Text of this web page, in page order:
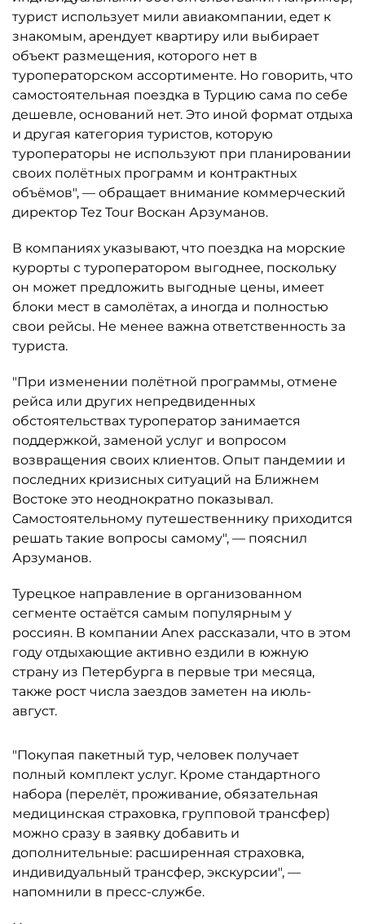
турист использует мили авиакомпании, едет к
знакомым, арендует квартиру или выбирает
объект размещения, которого нет в
туроператорском ассортименте. Но говорить, что
самостоятельная поездка в Турцию сама по себе
дешевле, оснований нет. Это иной формат отдыха
и другая категория туристов, которую
туроператоры не используют при планировании
своих полётных программ и контрактных
объёмов", — обращает внимание коммерческий
директор Tez Tour Воскан Арзуманов.
В компаниях указывают, что поездка на морские
курорты с туроператором выгоднее, поскольку
он может предложить выгодные цены, имеет
блоки мест в самолётах, а иногда и полностью
свои рейсы. Не менее важна ответственность за
туриста.
"При изменении полётной программы, отмене
рейса или других непредвиденных
обстоятельствах туроператор занимается
поддержкой, заменой услуг и вопросом
возвращения своих клиентов. Опыт пандемии и
последних кризисных ситуаций на Ближнем
Востоке это неоднократно показывал.
Самостоятельному путешественнику приходится
решать такие вопросы самому", — пояснил
Арзуманов.
Турецкое направление в организованном
сегменте остаётся самым популярным у
россиян. В компании Anex рассказали, что в этом
году отдыхающие активно ездили в южную
страну из Петербурга в первые три месяца,
также рост числа заездов заметен на июль-
август.
"Покупая пакетный тур, человек получает
полный комплект услуг. Кроме стандартного
набора (перелёт, проживание, обязательная
медицинская страховка, групповой трансфер)
можно сразу в заявку добавить и
дополнительные: расширенная страховка,
индивидуальный трансфер, экскурсии", —
напомнили в пресс-службе.